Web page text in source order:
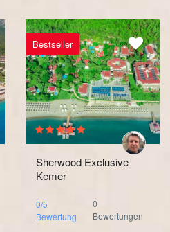
Bestseller
Sherwood Exclusive
Kemer
0/5
Bewertung
0
Bewertungen